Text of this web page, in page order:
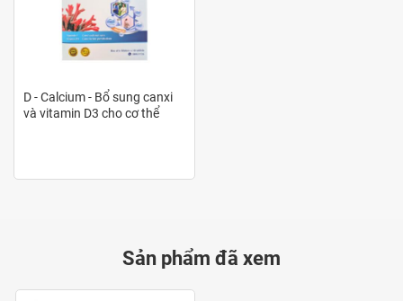
Thành phần
Borax: 8.82mg (Tương đương 1mg Boron)
Magnesium oxide: 190mg (tương đương 114.61mg
D - Calcium - Bổ sung canxi
và vitamin D3 cho cơ thể
Sản phẩm đã xem